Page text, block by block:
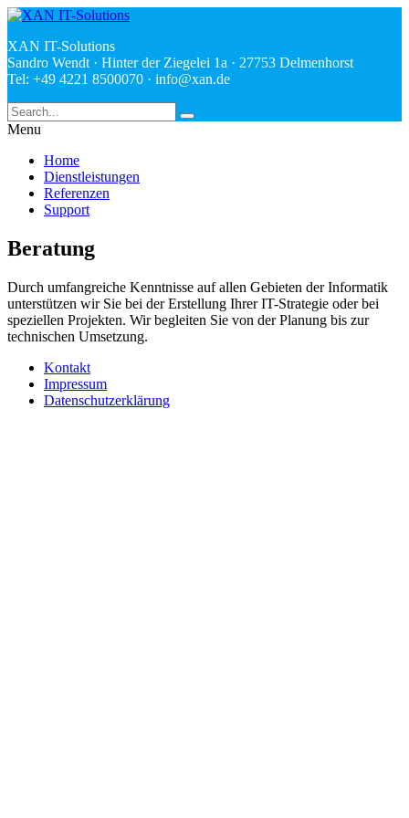
XAN IT-Solutions
Sandro Wendt · Hinter der Ziegelei 1a · 27753 Delmenhorst
Tel: +49 4221 8500070 · ed.nax@ofni
Menu
Home
Dienstleistungen
Referenzen
Support
Beratung
Durch umfangreiche Kenntnisse auf allen Gebieten der Informatik
unterstützen wir Sie bei der Erstellung Ihrer IT-Strategie oder bei
speziellen Projekten. Wir begleiten Sie von der Planung bis zur
technischen Umsetzung.
Kontakt
Impressum
Datenschutzerklärung